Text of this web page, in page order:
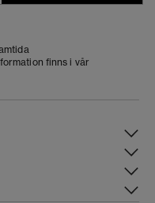
finns i vår